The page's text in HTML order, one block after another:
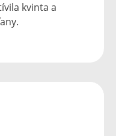
kvinta a